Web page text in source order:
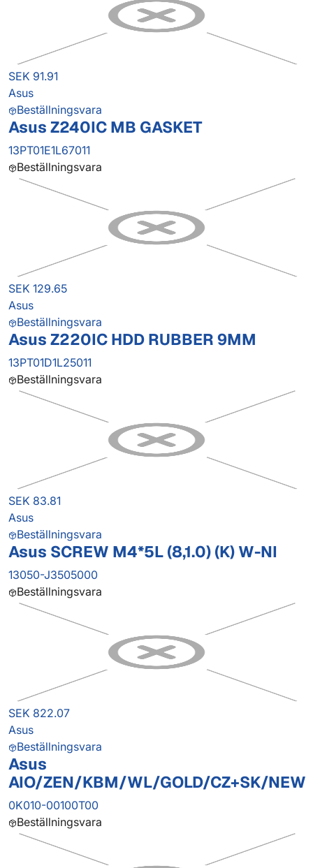
SEK 91.91
Asus
Beställningsvara
Asus Z240IC MB GASKET
13PT01E1L67011
Beställningsvara
SEK 129.65
Asus
Beställningsvara
Asus Z220IC HDD RUBBER 9MM
13PT01D1L25011
Beställningsvara
SEK 83.81
Asus
Beställningsvara
Asus SCREW M4*5L (8,1.0) (K) W-NI
13050-J3505000
Beställningsvara
SEK 822.07
Asus
Beställningsvara
Asus
AIO/ZEN/KBM/WL/GOLD/CZ+SK/NEW
0K010-00100T00
Beställningsvara